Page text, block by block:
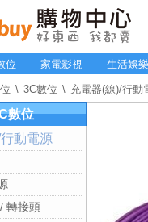
位 家電影視 生活娛樂
3C數位 充電器(線)/行動
數位
動電源
轉接頭